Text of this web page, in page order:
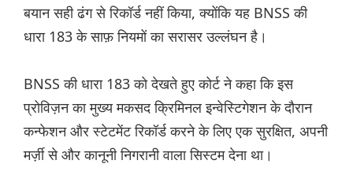
बयान सही ढंग से रिकॉर्ड नहीं किया, क्योंकि यह BNSS की
धारा 183 के साफ़ नियमों का सरासर उल्लंघन है।
BNSS की धारा 183 को देखते हुए कोर्ट ने कहा कि इस
प्रोविज़न का मुख्य मकसद क्रिमिनल इन्वेस्टिगेशन के दौरान
कन्फेशन और स्टेटमेंट रिकॉर्ड करने के लिए एक सुरक्षित, अपनी
मर्ज़ी से और कानूनी निगरानी वाला सिस्टम देना था।